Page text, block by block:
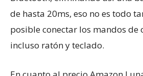
de hasta 20ms, eso no es todo
posible conectar los mandos de
incluso ratón y teclado.